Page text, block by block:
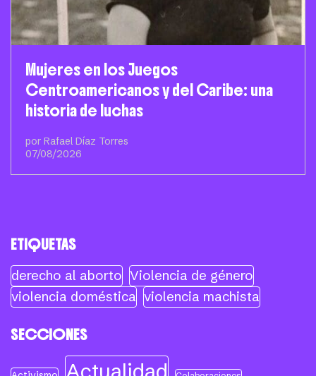
Mujeres en los Juegos
Centroamericanos y del Caribe: una
historia de luchas
por Rafael Díaz Torres
07/08/2026
ETIQUETAS
derecho al aborto Violencia de género
violencia doméstica violencia machista
SECCIONES